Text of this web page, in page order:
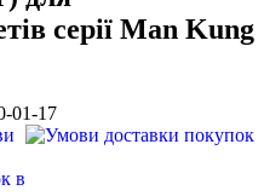
серії Man Kung
01-17